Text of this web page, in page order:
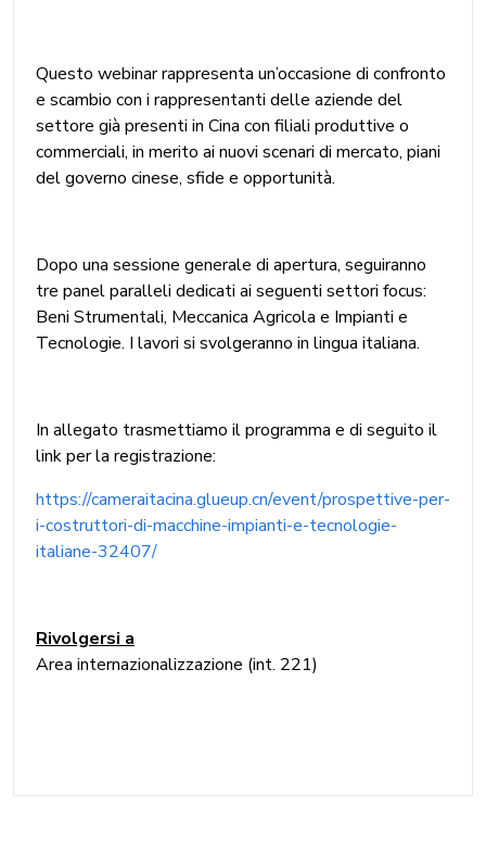
Questo webinar rappresenta un’occasione di confronto
e scambio con i rappresentanti delle aziende del
settore già presenti in Cina con filiali produttive o
commerciali, in merito ai nuovi scenari di mercato, piani
del governo cinese, sfide e opportunità.
Dopo una sessione generale di apertura, seguiranno
tre panel paralleli dedicati ai seguenti settori focus:
Beni Strumentali, Meccanica Agricola e Impianti e
Tecnologie. I lavori si svolgeranno in lingua italiana.
In allegato trasmettiamo il programma e di seguito il
link per la registrazione:
https://cameraitacina.glueup.cn/event/prospettive-per-
i-costruttori-di-macchine-impianti-e-tecnologie-
italiane-32407/
Rivolgersi a
Area internazionalizzazione (int. 221)